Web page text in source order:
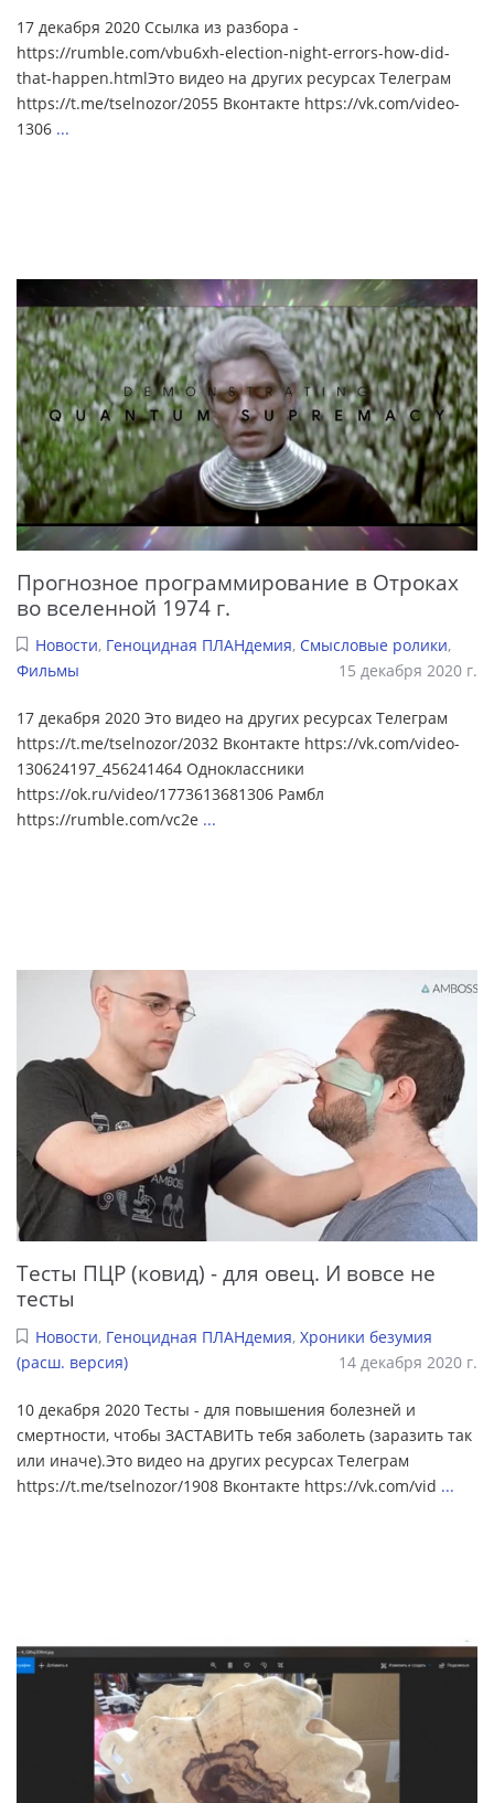
17 декабря 2020 Ссылка из разбора -
https://rumble.com/vbu6xh-election-night-errors-how-did-
that-happen.htmlЭто видео на других ресурсах Телеграм
https://t.me/tselnozor/2055 Вконтакте https://vk.com/video-
1306 ...
Прогнозное программирование в Отроках
во вселенной 1974 г.
Новости, Геноцидная ПЛАНдемия, Смысловые ролики,
Фильмы
15 декабря 2020 г.
17 декабря 2020 Это видео на других ресурсах Телеграм
https://t.me/tselnozor/2032 Вконтакте https://vk.com/video-
130624197_456241464 Одноклассники
https://ok.ru/video/1773613681306 Рамбл
https://rumble.com/vc2e ...
Тесты ПЦР (ковид) - для овец. И вовсе не
тесты
Новости, Геноцидная ПЛАНдемия, Хроники безумия
(расш. версия)
14 декабря 2020 г.
10 декабря 2020 Тесты - для повышения болезней и
смертности, чтобы ЗАСТАВИТЬ тебя заболеть (заразить так
или иначе).Это видео на других ресурсах Телеграм
https://t.me/tselnozor/1908 Вконтакте https://vk.com/vid ...